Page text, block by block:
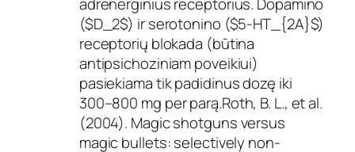
adrenerginius receptorius. Dopamino
($D_2$) ir serotonino ($5-HT_{2A}$)
receptorių blokada (būtina
antipsichoziniam poveikiui)
pasiekiama tik padidinus dozę iki
300–800 mg per parą.Roth, B. L., et al.
(2004). Magic shotguns versus
magic bullets: selectively non-